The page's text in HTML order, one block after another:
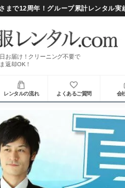
まで12周年！グループ累計レンタル実
お届け！クリーニング不要で
返却OK！
レンタルの流れ よくあるご質問 会